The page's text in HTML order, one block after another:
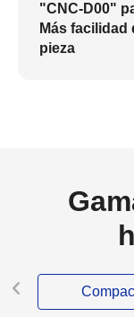
"CNC-D00"
Más
pieza